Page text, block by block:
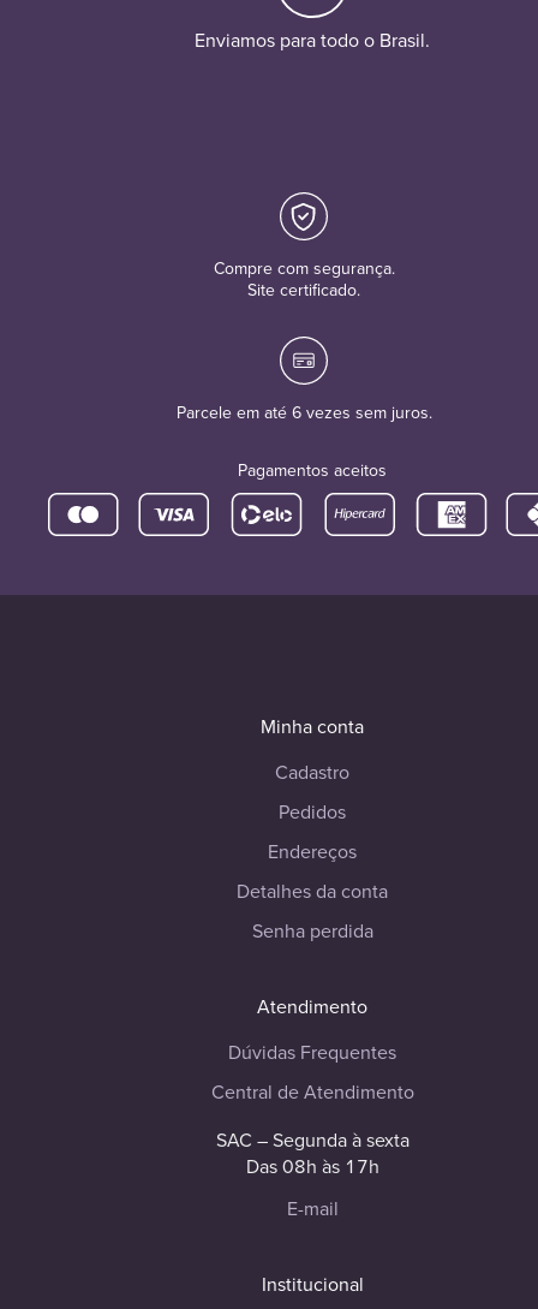
Enviamos para todo o Brasil.
Compre com segurança.
Site certificado.
Parcele em até 6 vezes sem juros.
Pagamentos aceitos
Minha conta
Cadastro
Pedidos
Endereços
Detalhes da conta
Senha perdida
Atendimento
Dúvidas Frequentes
Central de Atendimento
SAC – Segunda à sexta
Das 08h às 17h
E-mail
Institucional